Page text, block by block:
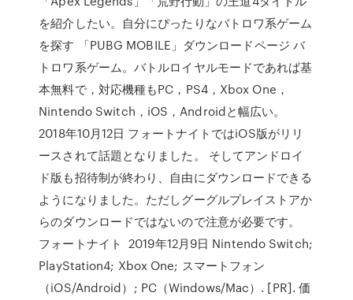
を紹介したい。自分にぴったりなバトロワ系ゲーム
を探す 「PUBG MOBILE」ダウンロードページ バ
トロワ系ゲーム。バトルロイヤルモードであれば基
本無料で，対応機種もPC，PS4，Xbox One，
Nintendo Switch，iOS，Androidと幅広い。
2018年10月12日 フォートナイトではiOS版がリリ
ースされて話題となりました。 そしてアンドロイ
ド版も招待制が終わり、自由にダウンロードできる
ようになりました。ただしグーグルプレイストアか
らのダウンロードではないので注意が必要です。
フォートナイト 2019年12月9日 Nintendo Switch;
PlayStation4; Xbox One; スマートフォン
（iOS/Android）; PC（Windows/Mac）. [PR]. 価